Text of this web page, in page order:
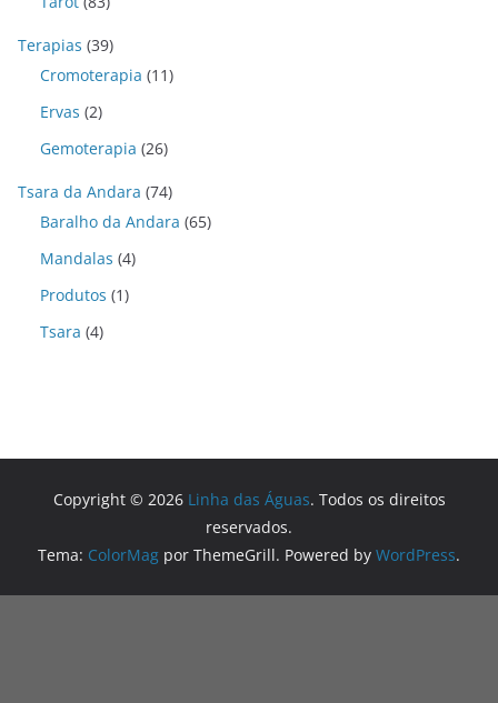
Terapias (39)
Cromoterapia (11)
Ervas (2)
Gemoterapia (26)
Tsara da Andara (74)
Baralho da Andara (65)
Mandalas (4)
Produtos (1)
Tsara (4)
Copyright © 2026 Linha das Águas. Todos os direitos
reservados.
Tema: ColorMag por ThemeGrill. Powered by WordPress.